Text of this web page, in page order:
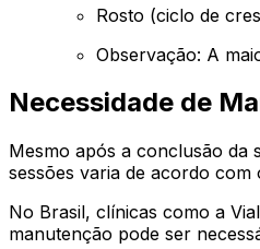
Rosto (ciclo de
Observação: A
Necessidade de
Mesmo após a conclusão da
sessões varia de acordo
No Brasil, clínicas como a
manutenção pode ser